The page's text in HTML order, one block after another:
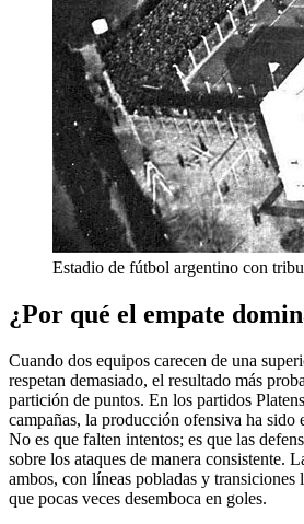
Estadio de fútbol argentino con
¿Por qué el empate
Cuando dos equipos carecen de una
respetan demasiado, el resultado más
partición de puntos. En los partidos
campañas, la producción ofensiva ha sido
No es que falten intentos; es que las
sobre los ataques de manera consistente.
ambos, con líneas pobladas y transiciones
que pocas veces desemboca en goles.